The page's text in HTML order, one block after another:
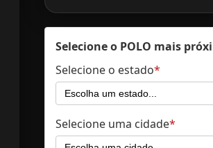
Selecione o POLO mais
Selecione o estado
Selecione uma cidade